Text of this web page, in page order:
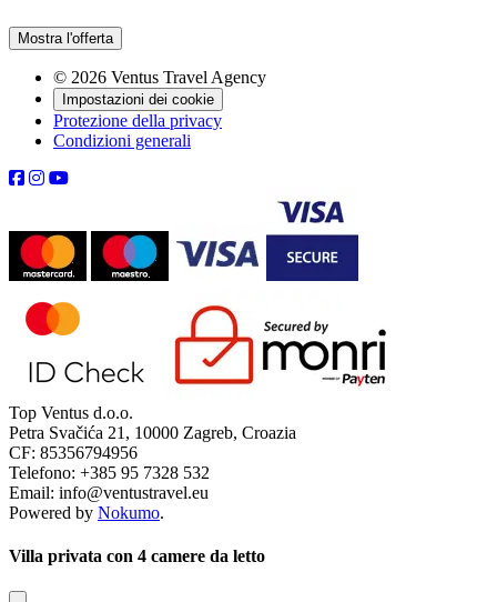
Mostra l'offerta
© 2026 Ventus Travel Agency
Impostazioni dei cookie
Protezione della privacy
Condizioni generali
Top Ventus d.o.o.
Petra Svačića 21, 10000 Zagreb, Croazia
CF: 85356794956
Telefono: +385 95 7328 532
Email: info@ventustravel.eu
Powered by Nokumo.
Villa privata con 4 camere da letto